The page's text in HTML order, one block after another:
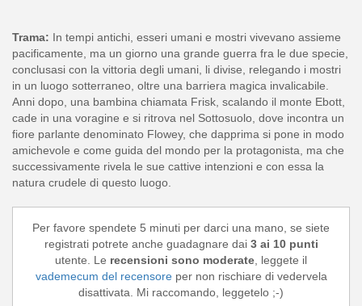
Trama: In tempi antichi, esseri umani e mostri vivevano assieme
pacificamente, ma un giorno una grande guerra fra le due specie,
conclusasi con la vittoria degli umani, li divise, relegando i mostri
in un luogo sotterraneo, oltre una barriera magica invalicabile.
Anni dopo, una bambina chiamata Frisk, scalando il monte Ebott,
cade in una voragine e si ritrova nel Sottosuolo, dove incontra un
fiore parlante denominato Flowey, che dapprima si pone in modo
amichevole e come guida del mondo per la protagonista, ma che
successivamente rivela le sue cattive intenzioni e con essa la
natura crudele di questo luogo.
Per favore spendete 5 minuti per darci una mano, se siete
registrati potrete anche guadagnare dai 3 ai 10 punti
utente. Le recensioni sono moderate , leggete il
vademecum del recensoreper non rischiare di vedervela
disattivata. Mi raccomando, leggetelo ;-)